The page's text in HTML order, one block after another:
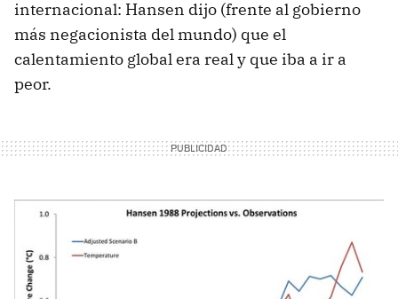
internacional: Hansen dijo (frente al gobierno
más negacionista del mundo) que el
calentamiento global era real y que iba a ir a
peor.